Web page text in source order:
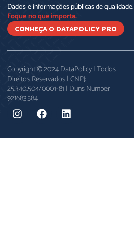
Dados e informações públicas de qualidade.
Foque no que importa.
CONHEÇA O DATAPOLICY PRO
Copyright © 2024 DataPolicy | Todos
Direitos Reservados | CNPJ:
25.340.504/0001-81 | Duns Number
921683584